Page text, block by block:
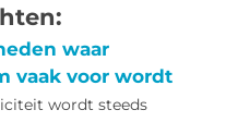
waar
vaak voor wordt
wordt steeds